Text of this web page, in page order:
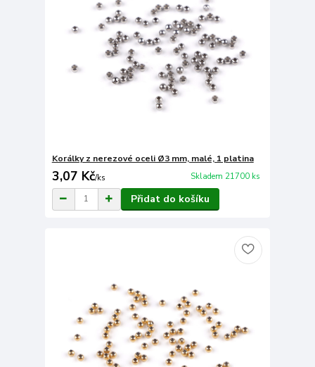
Korálky z nerezové oceli Ø3 mm, malé, 1 platina
3,07 Kč/ks Skladem 21700 ks
Přidat do košíku